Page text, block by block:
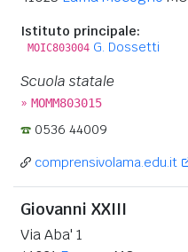
Istituto principale:
MOIC803004 G. Dossetti
Scuola statale
» MOMM803015
0536 44009
comprensivolama.edu.it
Giovanni XXIII
Via Aba' 1